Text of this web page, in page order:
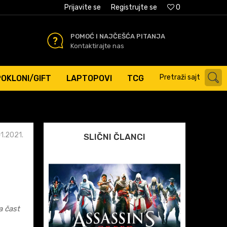
PLATNIM KARTICAMA 0
Prijavite se Registrujte se
POMOĆ I NAJČEŠĆA PITANJA
Kontaktirajte nas
GIFT LAPTOPOVI TCG Pretraži sajt
čast
SLIČNI ČLANCI